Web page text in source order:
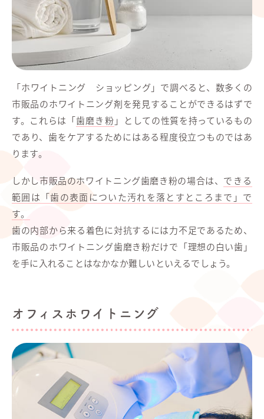
「ホワイトニング ショッピング」で調べると、数多くの
市販品のホワイトニング剤を発見することができるはずで
す。これらは「歯磨き粉 」としての性質を持っているもの
であり、歯をケアするためにはある程度役立つものではあ
ります。
しかし市販品のホワイトニング歯磨き粉の場合は、 できる
範囲は「歯の表面についた汚れを落とすところまで」で
す。
歯の内部から来る着色に対抗するには力不足であるため、
市販品のホワイトニング歯磨き粉だけで「理想の白い歯」
を手に入れることはなかなか難しいといえるでしょう。
オフィスホワイトニング